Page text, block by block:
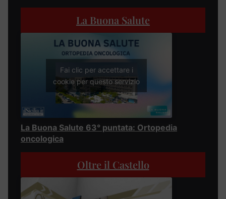
La Buona Salute
Fai clic per accettare i
cookie per questo servizio
La Buona Salute 63° puntata: Ortopedia
oncologica
Oltre il Castello